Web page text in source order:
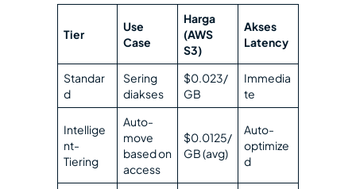
Tier
Use
Case
Harga
(AWS
S3)
Akses
Latency
Standar
d
Sering
diakses
$0.023/
GB
Immedia
te
Intellige
nt-
Tiering
Auto-
move
based on
access
$0.0125/
GB (avg)
Auto-
optimize
d